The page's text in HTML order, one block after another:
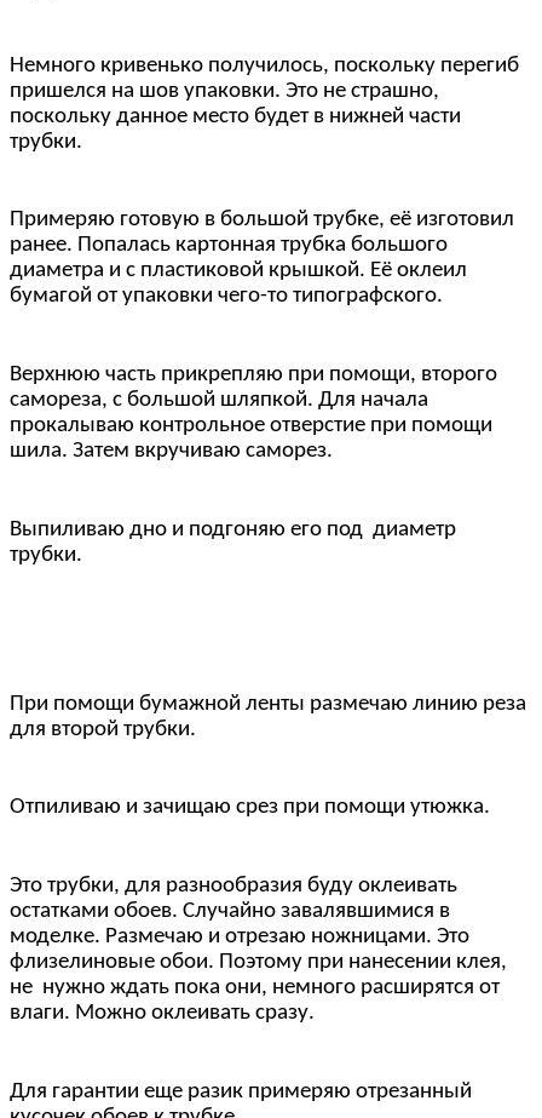
Немного кривенько получилось, поскольку перегиб
пришелся на шов упаковки. Это не страшно,
поскольку данное место будет в нижней части
трубки.
Примеряю готовую в большой трубке, её изготовил
ранее. Попалась картонная трубка большого
диаметра и с пластиковой крышкой. Её оклеил
бумагой от упаковки чего-то типографского.
Верхнюю часть прикрепляю при помощи, второго
самореза, с большой шляпкой. Для начала
прокалываю контрольное отверстие при помощи
шила. Затем вкручиваю саморез.
Выпиливаю дно и подгоняю его под диаметр
трубки.
При помощи бумажной ленты размечаю линию реза
для второй трубки.
Отпиливаю и зачищаю срез при помощи утюжка.
Это трубки, для разнообразия буду оклеивать
остатками обоев. Случайно завалявшимися в
моделке. Размечаю и отрезаю ножницами. Это
флизелиновые обои. Поэтому при нанесении клея,
не нужно ждать пока они, немного расширятся от
влаги. Можно оклеивать сразу.
Для гарантии еще разик примеряю отрезанный